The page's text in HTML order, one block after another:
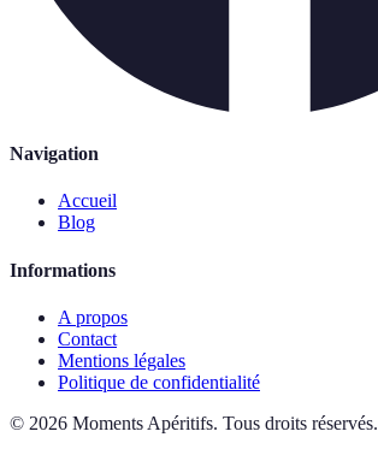
Navigation
Accueil
Blog
Informations
A propos
Contact
Mentions légales
Politique de confidentialité
© 2026 Moments Apéritifs. Tous droits réservés.